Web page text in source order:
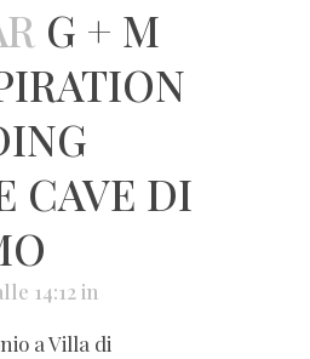
G + M
CAVE DI
14:12in
a Villa di